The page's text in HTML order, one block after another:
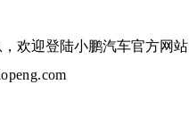
，欢迎登陆小鹏汽车官方网站